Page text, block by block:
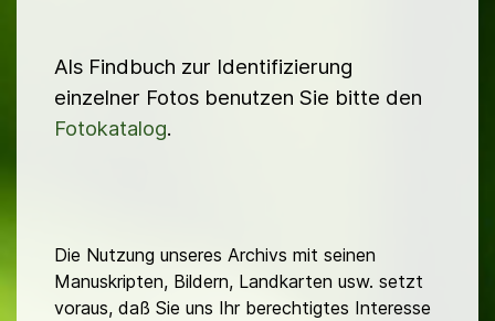
Als Findbuch zur Identifizierung
einzelner Fotos benutzen Sie bitte den
Fotokatalog.
Die Nutzung unseres Archivs mit seinen
Manuskripten, Bildern, Landkarten usw. setzt
voraus, daß Sie uns Ihr berechtigtes Interesse